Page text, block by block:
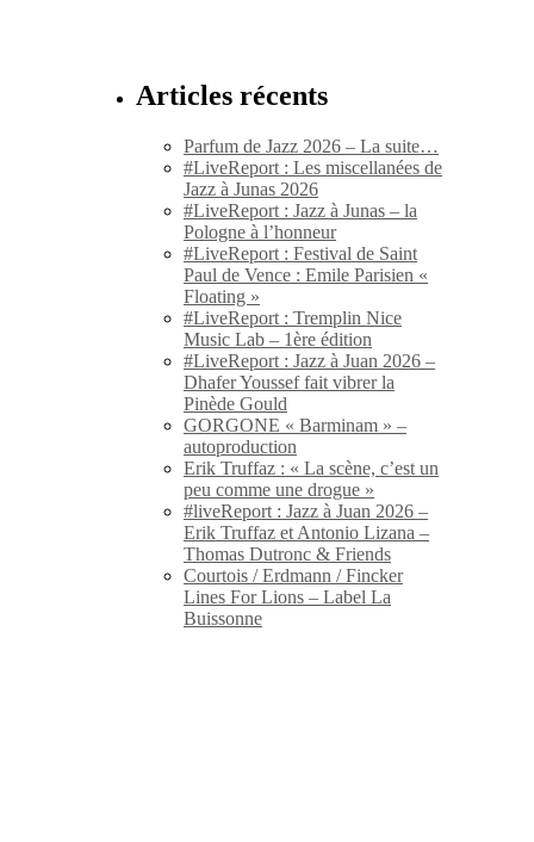
Articles récents
Parfum de Jazz 2026 – La suite…
#LiveReport : Les miscellanées de
Jazz à Junas 2026
#LiveReport : Jazz à Junas – la
Pologne à l’honneur
#LiveReport : Festival de Saint
Paul de Vence : Emile Parisien «
Floating »
#LiveReport : Tremplin Nice
Music Lab – 1ère édition
#LiveReport : Jazz à Juan 2026 –
Dhafer Youssef fait vibrer la
Pinède Gould
GORGONE « Barminam » –
autoproduction
Erik Truffaz : « La scène, c’est un
peu comme une drogue »
#liveReport : Jazz à Juan 2026 –
Erik Truffaz et Antonio Lizana –
Thomas Dutronc & Friends
Courtois / Erdmann / Fincker
Lines For Lions – Label La
Buissonne